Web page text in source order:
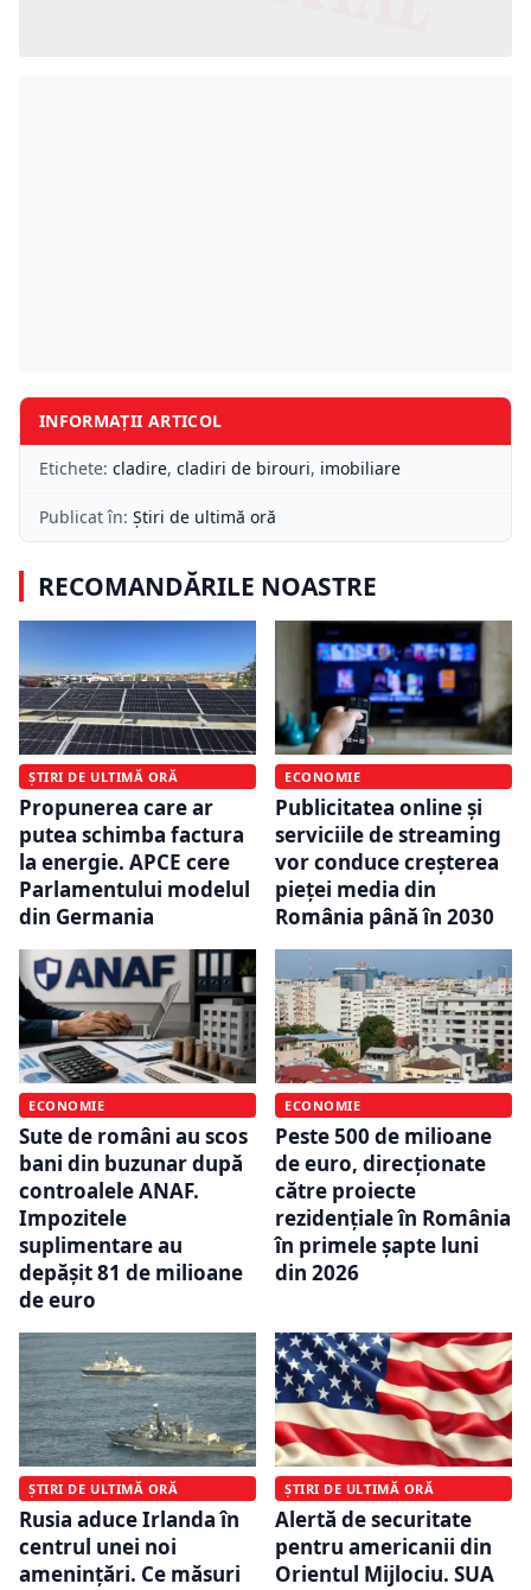
INFORMAȚII ARTICOL
Etichete: cladire, cladiri de birouri, imobiliare
Publicat în: Știri de ultimă oră
RECOMANDĂRILE NOASTRE
ȘTIRI DE ULTIMĂ ORĂ
Propunerea care ar
putea schimba factura
la energie. APCE cere
Parlamentului modelul
din Germania
ECONOMIE
Publicitatea online și
serviciile de streaming
vor conduce creșterea
pieței media din
România până în 2030
ECONOMIE
Sute de români au scos
bani din buzunar după
controalele ANAF.
Impozitele
suplimentare au
depășit 81 de milioane
de euro
ECONOMIE
Peste 500 de milioane
de euro, direcționate
către proiecte
rezidențiale în România
în primele șapte luni
din 2026
ȘTIRI DE ULTIMĂ ORĂ
Rusia aduce Irlanda în
centrul unei noi
amenințări. Ce măsuri
ȘTIRI DE ULTIMĂ ORĂ
Alertă de securitate
pentru americanii din
Orientul Mijlociu. SUA